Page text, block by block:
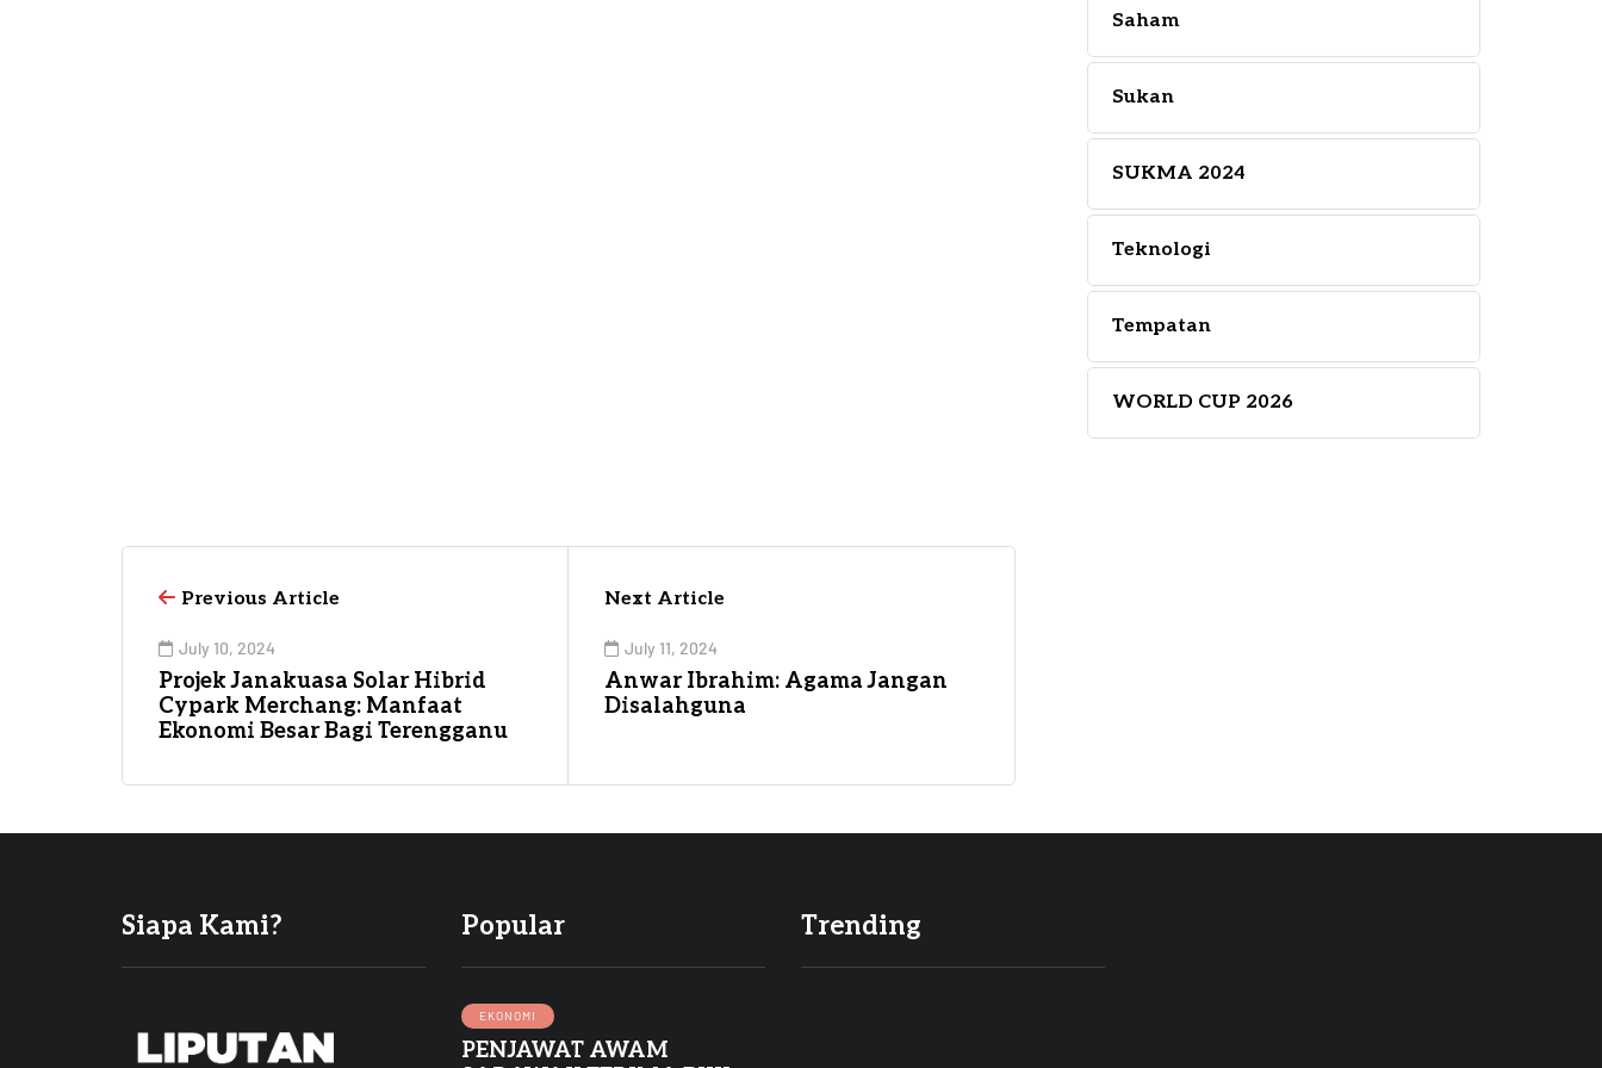
Saham
Sukan
SUKMA 2024
Teknologi
Tempatan
WORLD CUP 2026
Previous Article
July 10, 2024
Projek Janakuasa Solar Hibrid
Cypark Merchang: Manfaat
Ekonomi Besar Bagi Terengganu
Next Article
July 11, 2024
Anwar Ibrahim: Agama Jangan
Disalahguna
Siapa Kami? Popular
EKONOMI
PENJAWAT AWAM
Trending